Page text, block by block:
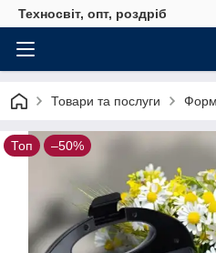
Техносвіт, опт, роздріб
Товари та послуги
Топ –50%